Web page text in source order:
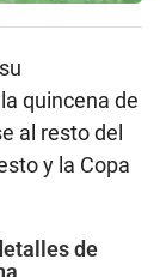
quincena de
al resto del
y la Copa
de